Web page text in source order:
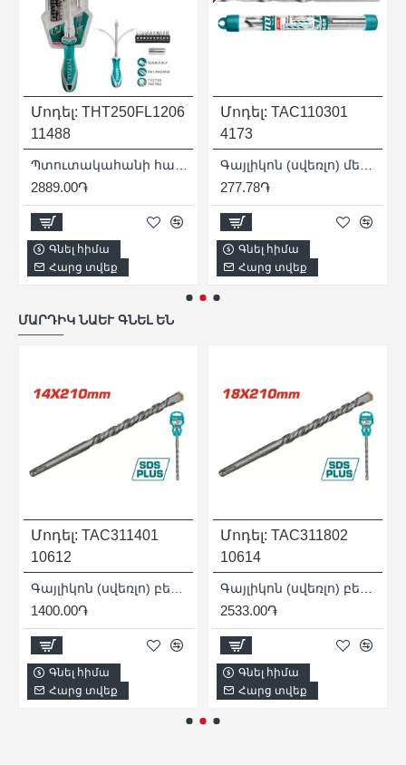
Մոդել: THT250FL1206
11488
2889.00֏
Գնել հիմա
Հարց տվեք
Մոդել: TAC110301
4173
277.78֏
Գնել հիմա
Հարց տվեք
ՄԱՐԴԻԿ ՆԱԵՒ ԳՆԵԼ ԵՆ
Մոդել: TAC311401
10612
1400.00֏
Գնել հիմա
Հարց տվեք
Մոդել: TAC311802
10614
2533.00֏
Գնել հիմա
Հարց տվեք